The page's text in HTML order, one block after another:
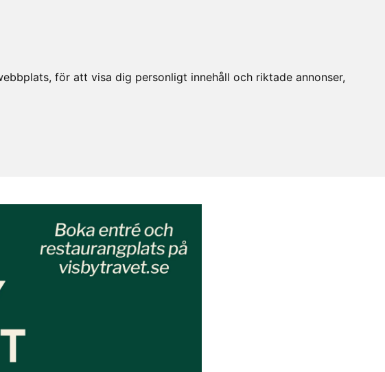
för att visa dig personligt innehåll och riktade annonser,